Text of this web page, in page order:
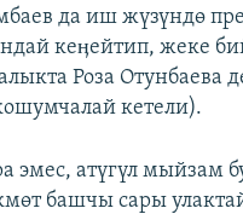
да иш жүзүндө
кеӊейтип, жеке
Роза Отунбаева
кетели).
эмес, атүгүл мыйзам
башчы сары